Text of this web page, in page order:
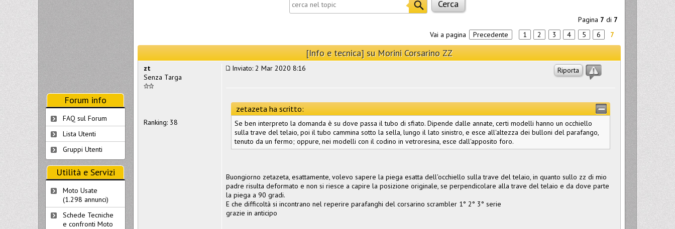
Pagina 7 di 7
Vai a pagina
Precedente 1 2 3 4 5 6 7
[Info e tecnica] su Morini Corsarino ZZ
Riporta
Inviato: 2 Mar 2020 8:16
zetazeta ha scritto:
Se ben interpreto la domanda è su dove passa il tubo di sfiato. Dipende dalle annate, certi modelli hanno un occhiello
sulla trave del telaio, poi il tubo cammina sotto la sella, lungo il lato sinistro, e esce all'altezza dei bulloni del parafango,
tenuto da un fermo; oppure, nei modelli con il codino in vetroresina, esce dall'apposito foro.
Buongiorno zetazeta, esattamente, volevo sapere la piega esatta dell'occhiello sulla trave del telaio, in quanto sullo zz di mio
padre risulta deformato e non si riesce a capire la posizione originale, se perpendicolare alla trave del telaio e da dove parte
la piega a 90 gradi.
E che difficoltà si incontrano nel reperire parafanghi del corsarino scrambler 1° 2° 3° serie
grazie in anticipo
zt
Senza Targa
Ranking: 38
Forum info
FAQ sul Forum
Lista Utenti
Gruppi Utenti
Utilità e Servizi
Moto Usate
(1.298 annunci)
Schede Tecniche
e confronti Moto